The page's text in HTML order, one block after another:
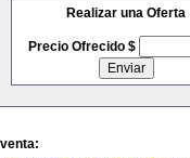
Realizar una Oferta
Precio Ofrecido $